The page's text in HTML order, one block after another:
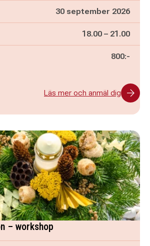
30 september 2026
Pågår mellan
18.00 – och
21.00
800:-
Läs mer och anmäl dig
– workshop